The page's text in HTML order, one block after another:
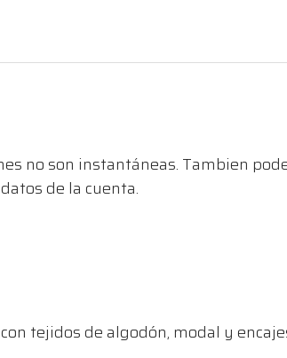
no son instantáneas. Tambien
de la cuenta.
tejidos de algodón, modal y